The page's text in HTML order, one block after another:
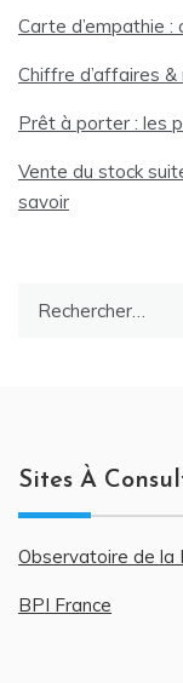
Carte d’empathie :
Chiffre d’affaires
Prêt à porter : les
Vente du stock
savoir
Sites À
Observatoire de la
BPI France